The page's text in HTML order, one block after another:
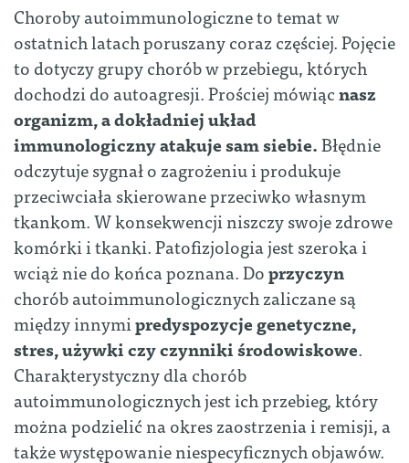
Choroby autoimmunologiczne to temat w
ostatnich latach poruszany coraz częściej. Pojęcie
to dotyczy grupy chorób w przebiegu, których
dochodzi do autoagresji. Prościej mówiącnasz
organizm, a dokładniej układ
immunologiczny atakuje sam siebie.Błędnie
odczytuje sygnał o zagrożeniu i produkuje
przeciwciała skierowane przeciwko własnym
tkankom. W konsekwencji niszczy swoje zdrowe
komórki i tkanki. Patofizjologia jest szeroka i
wciąż nie do końca poznana. Doprzyczyn
chorób autoimmunologicznych zaliczane są
między innymipredyspozycje genetyczne,
stres, używki czy czynniki środowiskowe.
Charakterystyczny dla chorób
autoimmunologicznych jest ich przebieg, który
można podzielić na okres zaostrzenia i remisji, a
także występowanie niespecyficznych objawów.